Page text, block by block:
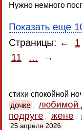
Нужно немного
Показать еще
Страницы: ←
1
11
... →
стихи спокойной
дочке , любимой
подруге , жене ,
25 апреля 2026